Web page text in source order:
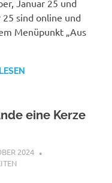
Januar 25 und
25 sind online und
Menüpunkt „Aus
eine Kerze
2024